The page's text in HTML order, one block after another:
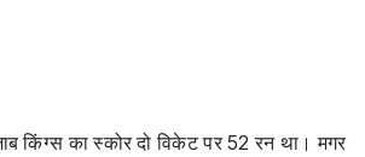
किंग्स का स्कोर दो विकेट पर 52 रन था। मगर